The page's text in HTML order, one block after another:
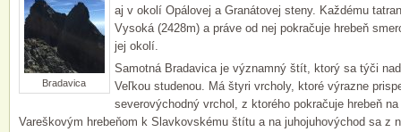
Bradavica
aj v okolí Opálovej a Granátovej steny. Každému
Vysoká (2428m) a práve od nej pokračuje hrebeň
jej okolí.
Samotná Bradavica je významný štít, ktorý sa týči
Veľkou studenou. Má štyri vrcholy, ktoré výrazne
severovýchodný vrchol, z ktorého pokračuje hrebeň
Vareškovým hrebeňom k Slavkovskému štítu a na juhojuhovýchod sa z